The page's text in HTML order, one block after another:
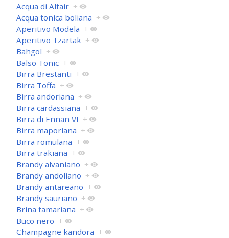
Acqua di Altair +
Acqua tonica boliana +
Aperitivo Modela +
Aperitivo Tzartak +
Bahgol +
Balso Tonic +
Birra Brestanti +
Birra Toffa +
Birra andoriana +
Birra cardassiana +
Birra di Ennan VI +
Birra maporiana +
Birra romulana +
Birra trakiana +
Brandy alvaniano +
Brandy andoliano +
Brandy antareano +
Brandy sauriano +
Brina tamariana +
Buco nero +
Champagne kandora +